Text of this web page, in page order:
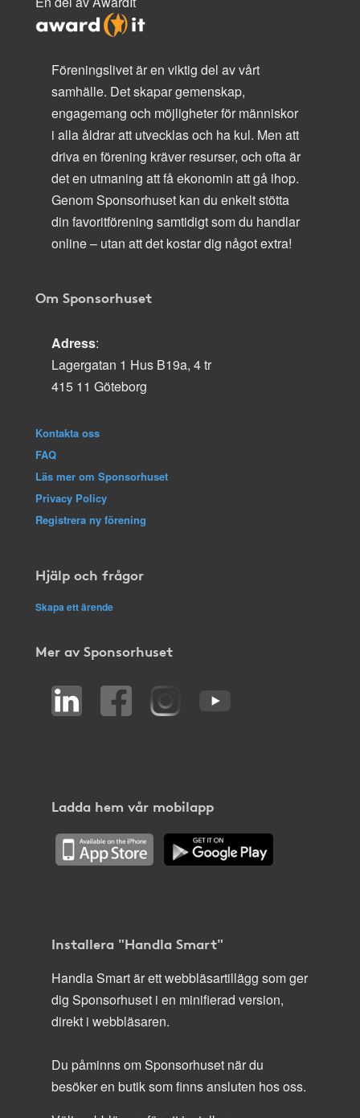
Föreningslivet är en viktig del av vårt
samhälle. Det skapar gemenskap,
engagemang och möjligheter för människor
i alla åldrar att utvecklas och ha kul. Men att
driva en förening kräver resurser, och ofta är
det en utmaning att få ekonomin att gå ihop.
Genom Sponsorhuset kan du enkelt stötta
din favoritförening samtidigt som du handlar
online – utan att det kostar dig något extra!
Om Sponsorhuset
Adress:
Lagergatan 1 Hus B19a, 4 tr
415 11 Göteborg
Kontakta oss
FAQ
Läs mer om Sponsorhuset
Privacy Policy
Registrera ny förening
Hjälp och frågor
Skapa ett ärende
Mer av Sponsorhuset
Ladda hem vår mobilapp
Installera "Handla Smart"
Handla Smart är ett webbläsartillägg som ger
dig Sponsorhuset i en minifierad version,
direkt i webbläsaren.
Du påminns om Sponsorhuset när du
besöker en butik som finns ansluten hos oss.